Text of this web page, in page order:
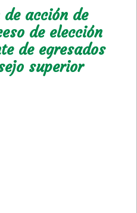
acción de
de elección
de egresados
superior